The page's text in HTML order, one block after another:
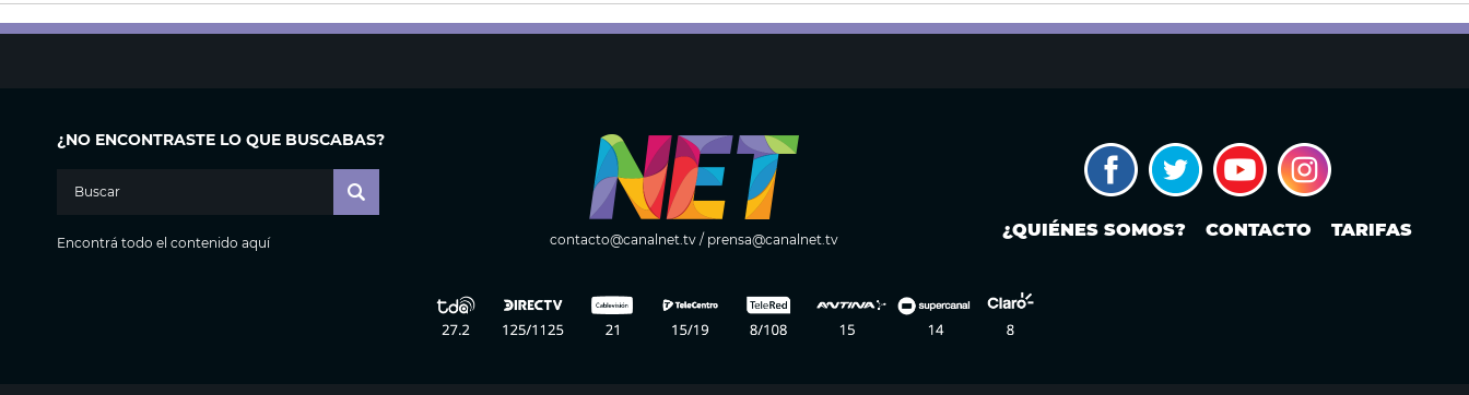
¿NO ENCONTRASTE LO QUE BUSCABAS?
Encontrá todo el contenido aquí contacto@canalnet.tv/ prensa@canalnet.tv ¿QUIÉNES SOMOS? CONTACTO TARIFAS